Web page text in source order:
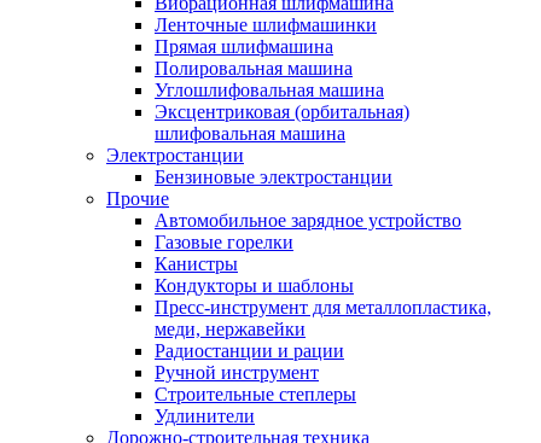
Ленточные шлифмашинки
Прямая шлифмашина
Полировальная машина
Углошлифовальная машина
Эксцентриковая (орбитальная)
шлифовальная машина
Электростанции
Бензиновые электростанции
Прочие
Автомобильное зарядное устройство
Газовые горелки
Канистры
Кондукторы и шаблоны
Пресс-инструмент для металлопластика,
меди, нержавейки
Радиостанции и рации
Ручной инструмент
Строительные степлеры
Удлинители
Дорожно-строительная техника